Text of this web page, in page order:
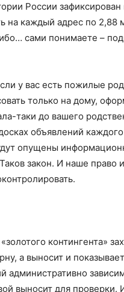
России
на каждый адрес по
сами понимаете –
у вас есть пожилые
только на дому,
таки до вашего
объявлений
опущены
закон. И наше право
контингента»
а выносит и
административно
выносит для